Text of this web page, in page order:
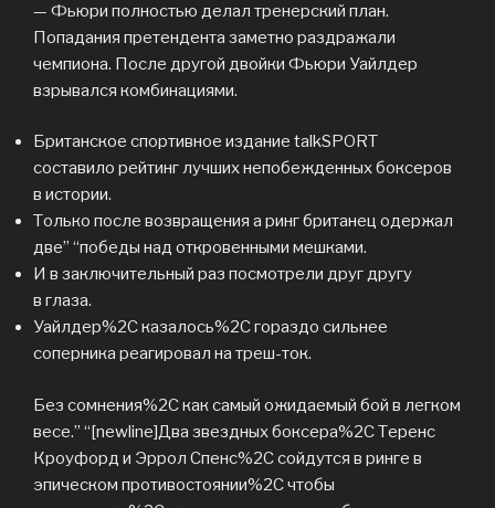
— Фьюри полностью делал тренерский план.
Попадания претендента заметно раздражали
чемпиона. После другой двойки Фьюри Уайлдер
взрывался комбинациями.
Британское спортивное издание talkSPORT
составило рейтинг лучших непобежденных боксеров
в истории.
Только после возвращения а ринг британец одержал
две” “победы над откровенными мешками.
И в заключительный раз посмотрели друг другу
в глаза.
Уайлдер%2C казалось%2C гораздо сильнее
соперника реагировал на треш-ток.
Без сомнения%2C как самый ожидаемый бой в легком
весе.” “[newline]Два звездных боксера%2C Теренс
Кроуфорд и Эррол Спенс%2C сойдутся в ринге в
эпическом противостоянии%2C чтобы